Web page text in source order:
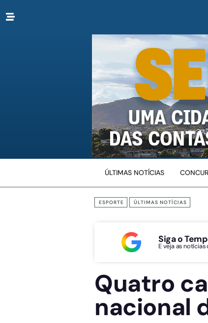
ÚLTIMAS NOTÍCIAS
ESPORTE ÚLTIMAS NOTÍCIAS
Siga o
E veja as
Quatro
nacional